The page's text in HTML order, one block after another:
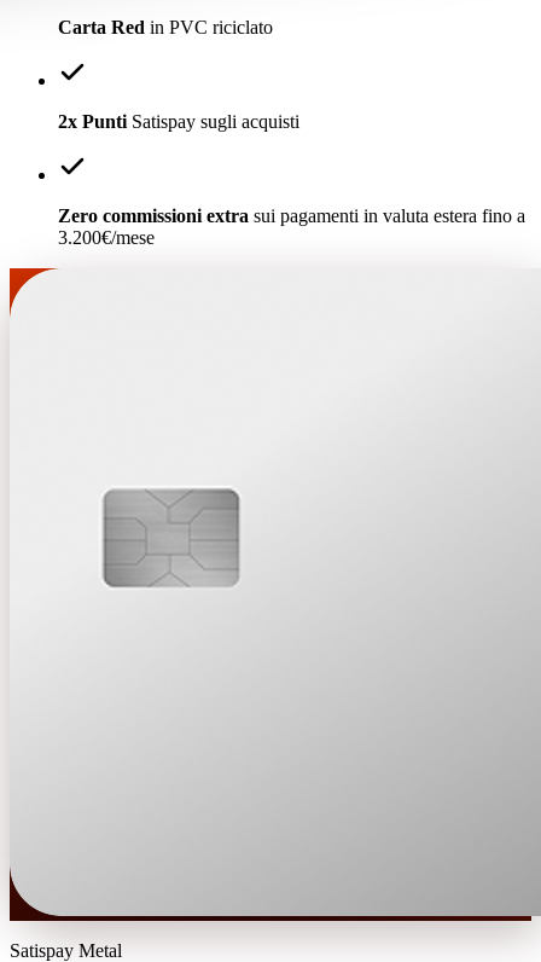
Carta Red in PVC riciclato
2x Punti Satispay sugli acquisti
Zero commissioni extra sui pagamenti in valuta estera fino a
3.200€/mese
Satispay Metal